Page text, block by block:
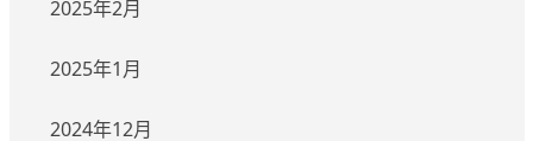
2025年2月
2025年1月
2024年12月